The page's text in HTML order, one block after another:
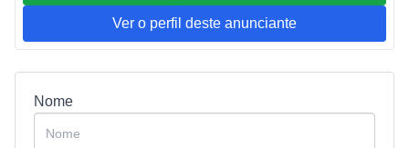
Ver o perfil deste anunciante
Nome